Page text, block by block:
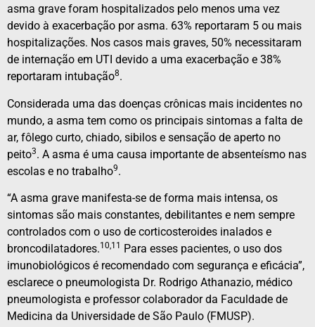
asma grave foram hospitalizados pelo menos uma vez
devido à exacerbação por asma. 63% reportaram 5 ou mais
hospitalizações. Nos casos mais graves, 50% necessitaram
de internação em UTI devido a uma exacerbação e 38%
reportaram intubação8.
Considerada uma das doenças crônicas mais incidentes no
mundo, a asma tem como os principais sintomas a falta de
ar, fôlego curto, chiado, sibilos e sensação de aperto no
peito3. A asma é uma causa importante de absenteísmo nas
escolas e no trabalho9.
“A asma grave manifesta-se de forma mais intensa, os
sintomas são mais constantes, debilitantes e nem sempre
controlados com o uso de corticosteroides inalados e
broncodilatadores.10,11
Para esses pacientes, o uso dos
imunobiológicos é recomendado com segurança e eficácia”,
esclarece o pneumologista Dr. Rodrigo Athanazio, médico
pneumologista e professor colaborador da Faculdade de
Medicina da Universidade de São Paulo (FMUSP).